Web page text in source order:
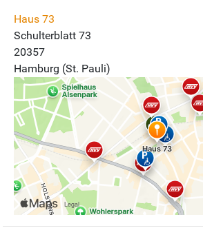
Haus 73
Schulterblatt 73
20357
Hamburg (St. Pauli)